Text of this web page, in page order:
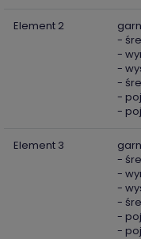
Element 2
-
-
-
-
-
-
Element 3
-
-
-
-
-
-